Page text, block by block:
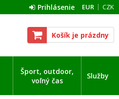
EUR CZK
Prihlásenie
Košík je prázdny
Šport, outdoor,
voľný čas
Služby